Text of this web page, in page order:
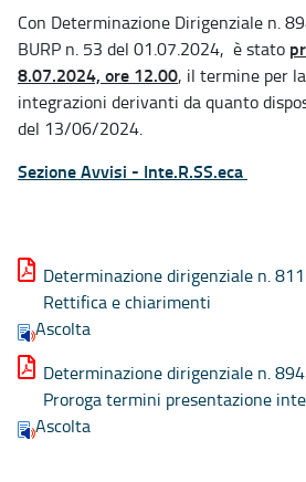
Con Determinazione Dirigenziale n.
BURP n. 53 del 01.07.2024, è stato
8.07.2024, ore 12.00, il termine per
integrazioni derivanti da quanto
del 13/06/2024.
Sezione Avvisi - Inte.R.SS.eca
Determinazione dirigenziale n.
Rettifica e chiarimenti
Ascolta
Determinazione dirigenziale n.
Proroga termini presentazione
Ascolta